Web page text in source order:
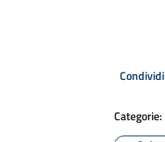
Condividi
Categorie: